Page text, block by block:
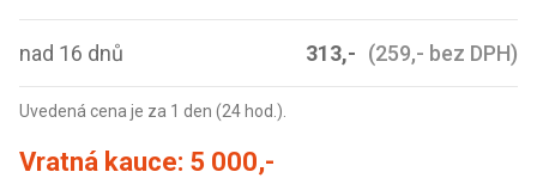
nad 16 dnů 313,- (259,- bez DPH)
Uvedená cena je za 1 den (24 hod.).
Vratná kauce: 5 000,-